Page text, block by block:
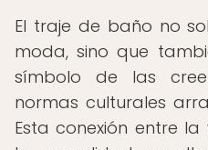
El traje de baño no
moda, sino que
símbolo de las
normas culturales
Esta conexión entre